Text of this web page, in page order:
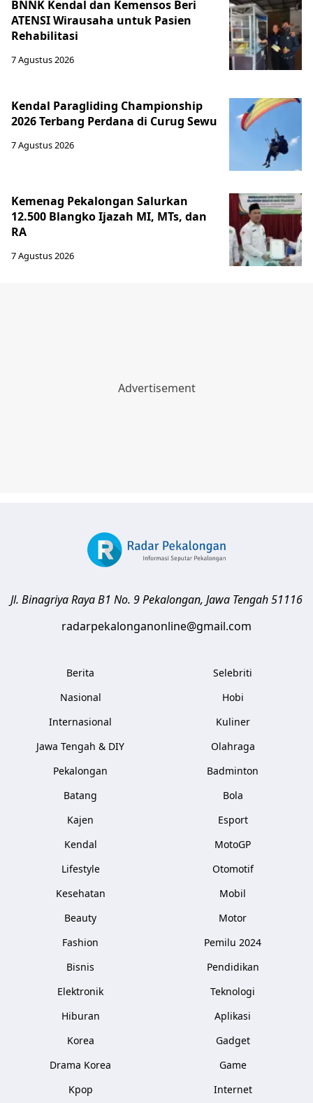
BNNK Kendal dan Kemensos Beri
ATENSI Wirausaha untuk Pasien
Rehabilitasi
7 Agustus 2026
Kendal Paragliding Championship
2026 Terbang Perdana di Curug Sewu
7 Agustus 2026
Kemenag Pekalongan Salurkan
12.500 Blangko Ijazah MI, MTs, dan
RA
7 Agustus 2026
Jl. Binagriya Raya B1 No. 9Pekalongan, Jawa Tengah51116
radarpekalonganonline@gmail.com
Berita
Nasional
Internasional
Jawa Tengah & DIY
Pekalongan
Batang
Kajen
Kendal
Lifestyle
Kesehatan
Beauty
Fashion
Bisnis
Elektronik
Hiburan
Korea
Drama Korea
Kpop
Selebriti
Hobi
Kuliner
Olahraga
Badminton
Bola
Esport
MotoGP
Otomotif
Mobil
Motor
Pemilu 2024
Pendidikan
Teknologi
Aplikasi
Gadget
Game
Internet